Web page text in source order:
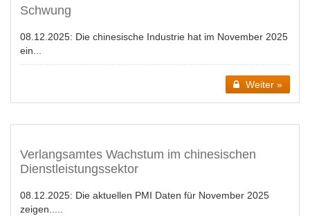
Schwung
08.12.2025: Die chinesische Industrie hat im November 2025
ein...
Weiter »
Verlangsamtes Wachstum im chinesischen
Dienstleistungssektor
08.12.2025: Die aktuellen PMI Daten für November 2025
zeigen.....